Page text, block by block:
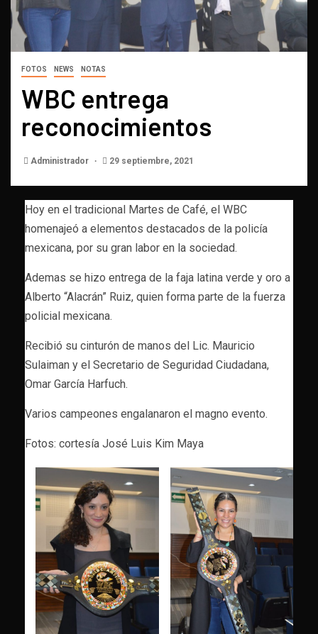
FOTOS NEWS NOTAS
WBC entrega
reconocimientos
Administrador 29 septiembre, 2021
Hoy en el tradicional Martes de Café, el WBC
homenajeó a elementos destacados de la policía
mexicana, por su gran labor en la sociedad.
Ademas se hizo entrega de la faja latina verde y oro a
Alberto “Alacrán” Ruiz, quien forma parte de la fuerza
policial mexicana.
Recibió su cinturón de manos del Lic. Mauricio
Sulaiman y el Secretario de Seguridad Ciudadana,
Omar García Harfuch.
Varios campeones engalanaron el magno evento.
Fotos: cortesía José Luis Kim Maya